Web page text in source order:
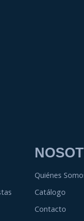
Quiénes
Catálogo
Contacto